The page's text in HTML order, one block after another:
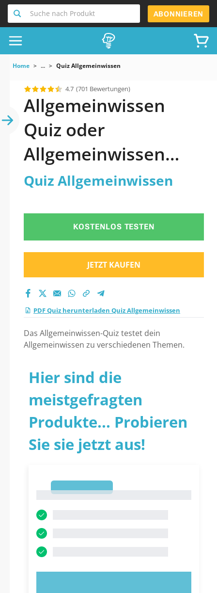
Suche nach Produkt ABONNIEREN
Home ... Quiz Allgemeinwissen
4.7 (701 Bewertungen)
Allgemeinwissen
Quiz oder
Allgemeinwissen
Fragen in
Quiz Allgemeinwissen
KOSTENLOS TESTEN
JETZT KAUFEN
PDF Quiz herunterladen Quiz Allgemeinwissen
Das Allgemeinwissen-Quiz testet dein
Allgemeinwissen zu verschiedenen Themen.
Hier sind die
meistgefragten
Produkte... Probieren
Sie sie jetzt aus!